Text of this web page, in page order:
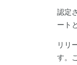
認定
ート
リリ
す。